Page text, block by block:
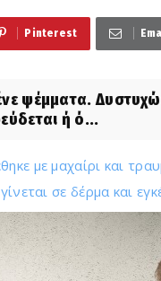
Pinterest
ψέμματα.
ή ό...
με μαχαίρι και
σε δέρμα και